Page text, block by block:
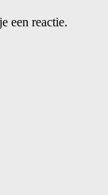
een reactie.